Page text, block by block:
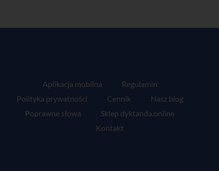
Aplikacja mobilna
Regulamin
Polityka prywatności
Cennik
Nasz blog
Poprawne słowa
Sklep dyktanda.online
Kontakt